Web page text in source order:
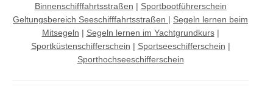
Binnenschifffahrtsstraßen | Sportbootführerschein
Geltungsbereich Seeschifffahrtsstraßen | Segeln lernen beim
Mitsegeln | Segeln lernen im Yachtgrundkurs|
Sportküstenschifferschein | Sportseeschifferschein |
Sporthochseeschifferschein